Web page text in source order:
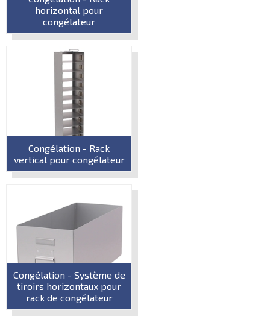
horizontal pour
congélateur
Congélation - Rack
vertical pour congélateur
Congélation - Système de
tiroirs horizontaux pour
rack de congélateur